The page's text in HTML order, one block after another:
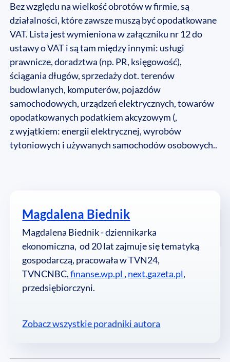
Bez względu na wielkość obrotów w firmie, są
działalności, które zawsze muszą być opodatkowane
VAT. Lista jest wymieniona w załączniku nr 12 do
ustawy o VAT i są tam między innymi: usługi
prawnicze, doradztwa (np. PR, księgowość),
ściągania długów, sprzedaży dot. terenów
budowlanych, komputerów, pojazdów
samochodowych, urządzeń elektrycznych, towarów
opodatkowanych podatkiem akcyzowym (,
z wyjątkiem: energii elektrycznej, wyrobów
tytoniowych i używanych samochodów osobowych..
Magdalena Biednik
Magdalena Biednik - dziennikarka
ekonomiczna, od 20 lat zajmuje się tematyką
gospodarczą, pracowała w TVN24,
TVNCNBC,finanse.wp.pl , next.gazeta.pl,
przedsiębiorczyni.
Zobacz wszystkie poradniki autora